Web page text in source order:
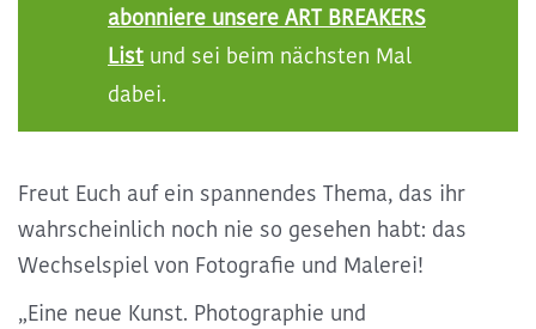
Kontakt
abonniere unsere ART BREAKERS
List und sei beim nächsten Mal
dabei.
Freut Euch auf ein spannendes Thema, das ihr
wahrscheinlich noch nie so gesehen habt: das
Wechselspiel von Fotografie und Malerei!
„Eine neue Kunst. Photographie und